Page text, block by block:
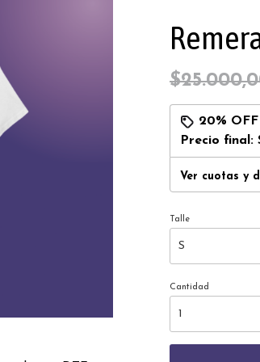
20% OFF
Precio final:
Ver cuotas y
Talle
Cantidad